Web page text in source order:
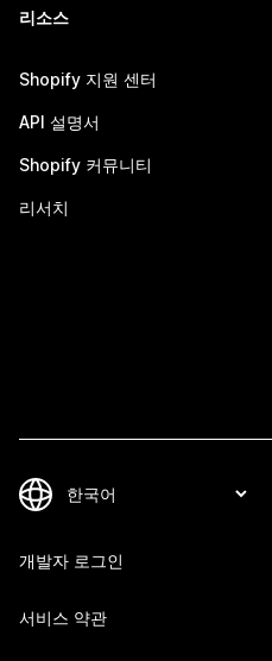
리소스
Shopify 지원 센터
API 설명서
Shopify 커뮤니티
리서치
개발자 로그인
서비스 약관